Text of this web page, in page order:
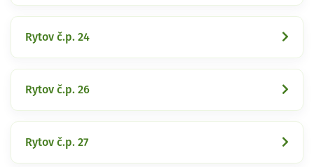
Rytov č.p. 24
Rytov č.p. 26
Rytov č.p. 27